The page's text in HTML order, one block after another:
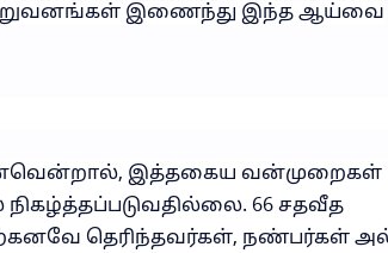
நிறுவனங்கள் இணைந்து இந்த ஆய்வை
இத்தகைய வன்முறைகள்
நிகழ்த்தப்படுவதில்லை. 66 சதவீத
தெரிந்தவர்கள், நண்பர்கள்